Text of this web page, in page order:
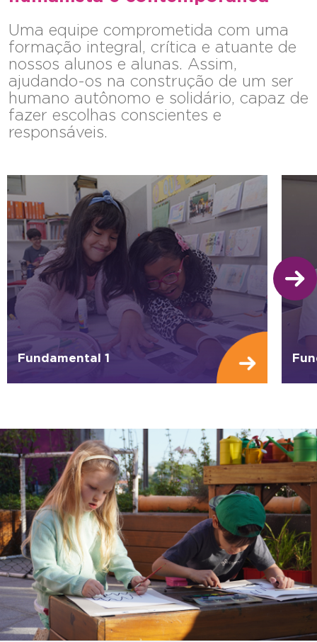
Uma equipe comprometida com uma
formação integral, crítica e atuante de
nossos alunos e alunas. Assim,
ajudando-os na construção de um ser
humano autônomo e solidário, capaz de
fazer escolhas conscientes e
responsáveis.
Fundamental 1